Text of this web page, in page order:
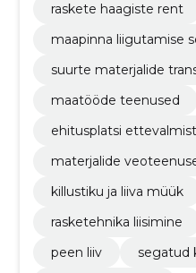
raskete haagiste rent
maapinna liigutamise
suurte materjalide
maatööde teenused
ehitusplatsi
materjalide
killustiku ja liiva müük
rasketehnika liisimine
peen liiv
segatud